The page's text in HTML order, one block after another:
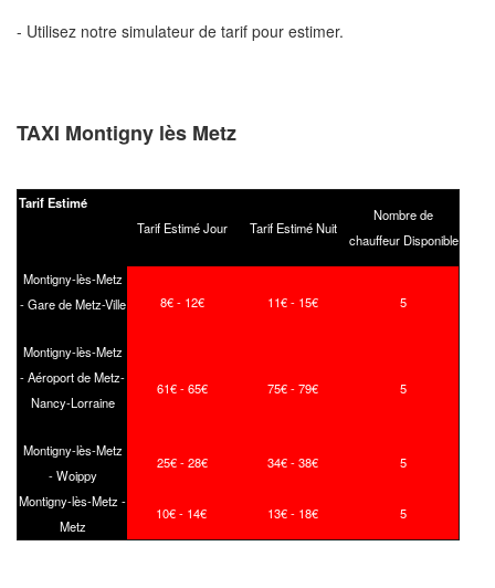
- Utilisez notre simulateur de tarif pour estimer.
TAXI Montigny lès Metz
Tarif Estimé
Tarif Estimé Jour
Tarif Estimé Nuit
Nombre de
chauffeur Disponible
Montigny-lès-Metz
- Gare de Metz-Ville
8€ - 12€ 11€ - 15€ 5
Montigny-lès-Metz
- Aéroport de Metz-
Nancy-Lorraine
61€ - 65€ 75€ - 79€ 5
Montigny-lès-Metz
- Woippy
25€ - 28€ 34€ - 38€ 5
Montigny-lès-Metz -
Metz
10€ - 14€ 13€ - 18€ 5